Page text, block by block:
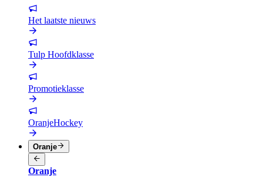
Het laatste nieuws
Tulp Hoofdklasse
Promotieklasse
OranjeHockey
Oranje
Oranje